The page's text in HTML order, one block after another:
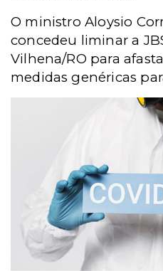
O ministro Aloysio
concedeu liminar a
Vilhena/RO para
medidas genéricas